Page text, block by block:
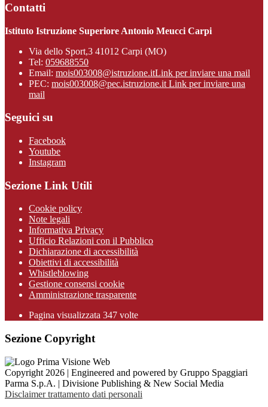
Contatti
Istituto Istruzione Superiore Antonio Meucci Carpi
Via dello Sport,3 41012 Carpi (MO)
Tel: 059688550
Email: mois003008@istruzione.itLink per inviare una mail
PEC: mois003008@pec.istruzione.it Link per inviare una
mail
Seguici su
Facebook
Youtube
Instagram
Sezione Link Utili
Cookie policy
Note legali
Informativa Privacy
Ufficio Relazioni con il Pubblico
Dichiarazione di accessibilità
Obiettivi di accessibilità
Whistleblowing
Gestione consensi cookie
Amministrazione trasparente
Pagina visualizzata 347 volte
Sezione Copyright
Copyright 2026 | Engineered and powered by Gruppo Spaggiari
Parma S.p.A. | Divisione Publishing & New Social Media
Disclaimer trattamento dati personali